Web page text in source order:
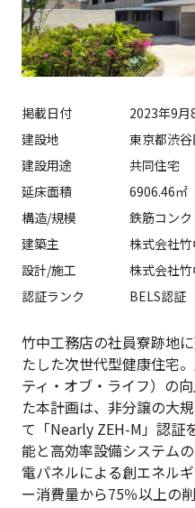
掲載日付
2023年9月
建設地
東京都渋
建設用途
共同住宅
延床面積
6906.46㎡
構造/規模
鉄筋コン
建築主
株式会社
設計/施工
株式会社
認証ランク
BELS認
竹中工務店の社員寮跡地
たした次世代型健康住宅
ティ・オブ・ライフ）の
た本計画は、非分譲の大
て「Nearly ZEH-M」認証
能と高効率設備システム
電パネルによる創エネル
ー消費量から75％以上の